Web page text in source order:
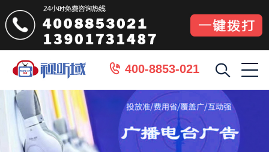
 400-8853-021